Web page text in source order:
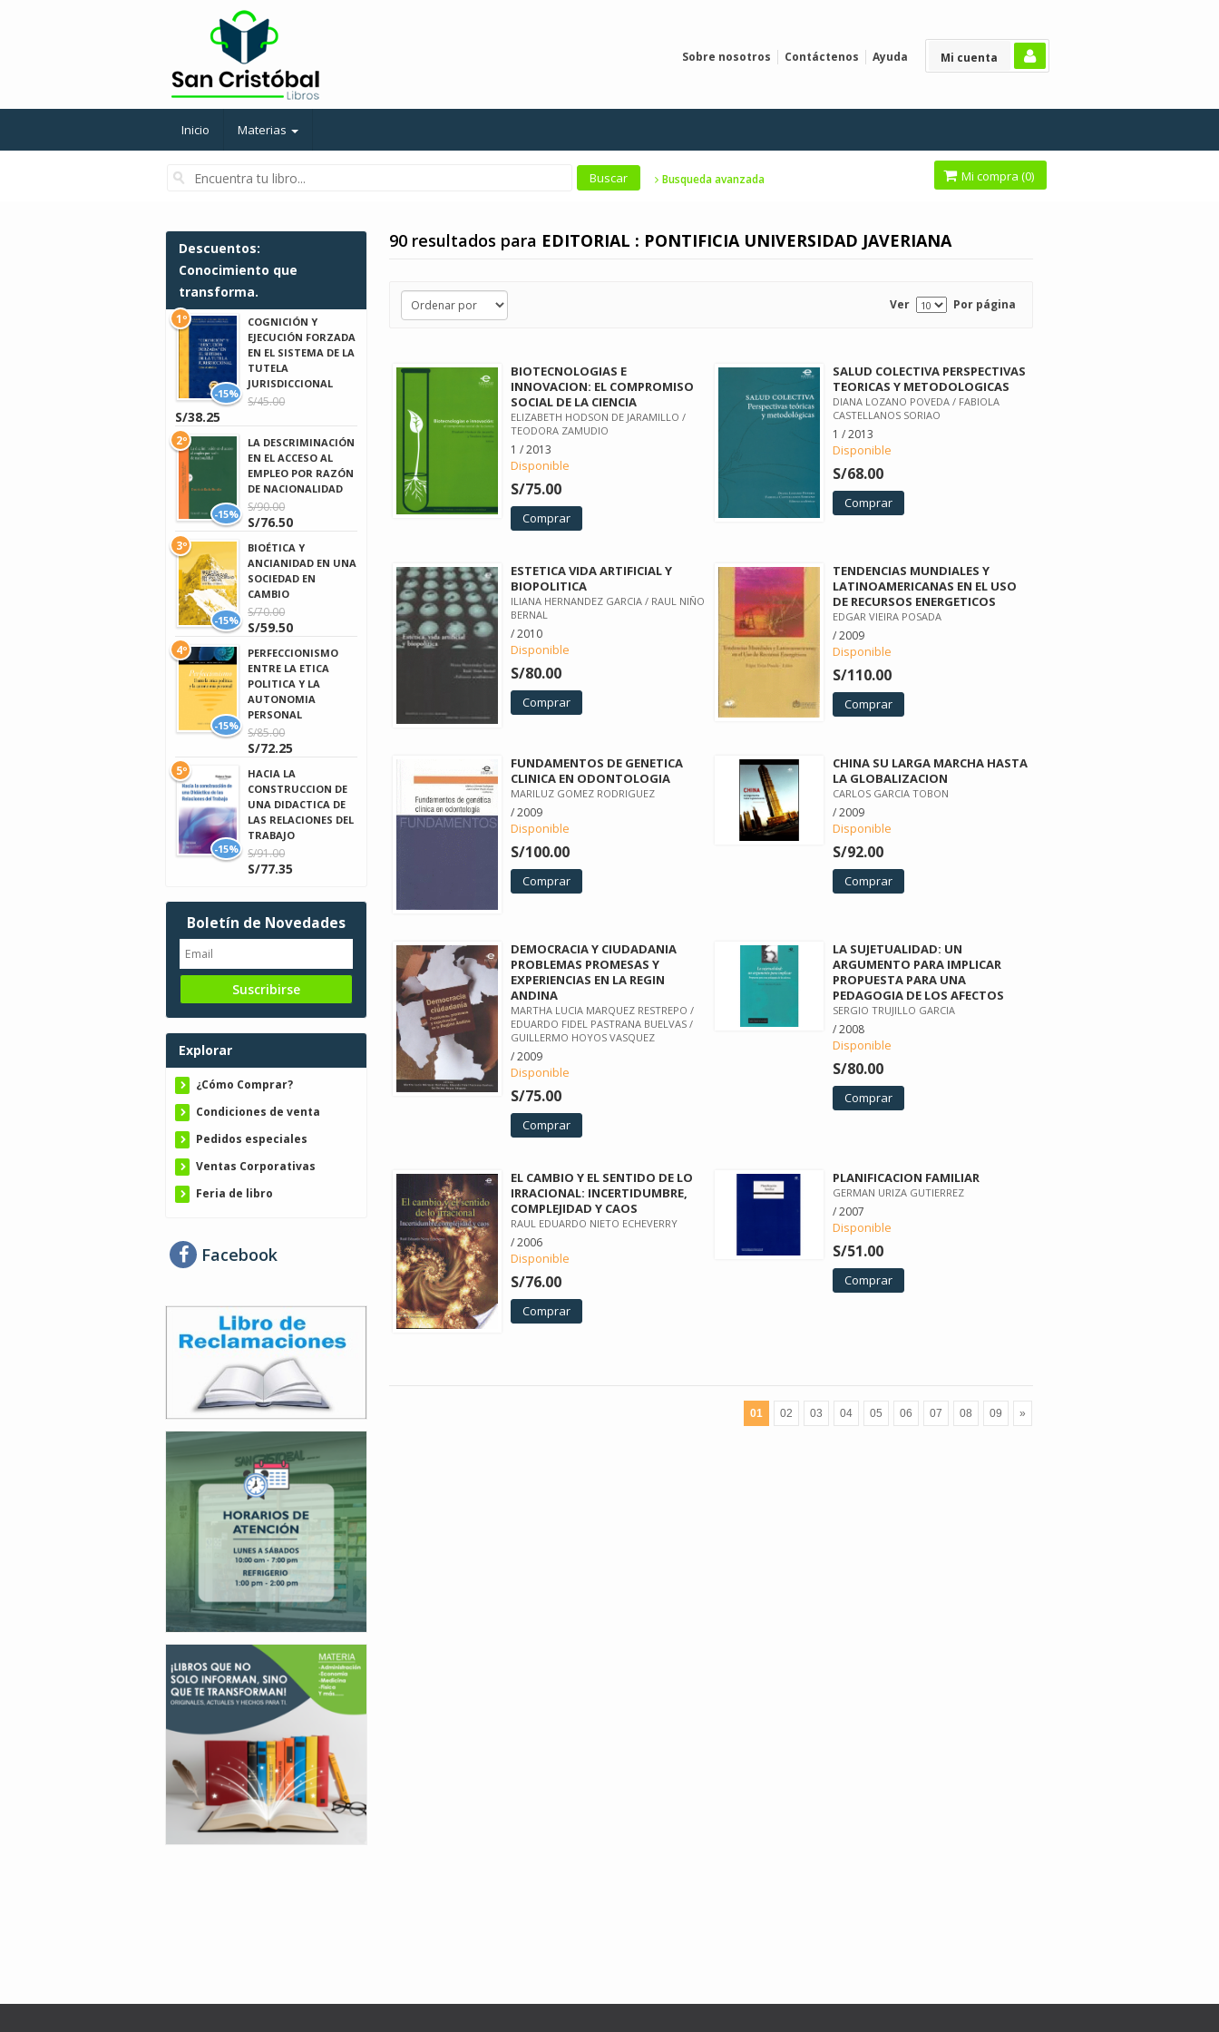
Mi cuenta
Sobre nosotros Contáctenos Ayuda
Inicio Materias
Busqueda avanzada Mi compra (0)
90 resultados para EDITORIAL : PONTIFICIA UNIVERSIDAD JAVERIANA
Ver Por página
BIOTECNOLOGIAS E
INNOVACION: EL COMPROMISO
SOCIAL DE LA CIENCIA
ELIZABETH HODSON DE JARAMILLO /
TEODORA ZAMUDIO
1 / 2013
Disponible
S/75.00
Comprar
SALUD COLECTIVA PERSPECTIVAS
TEORICAS Y METODOLOGICAS
DIANA LOZANO POVEDA / FABIOLA
CASTELLANOS SORIAO
1 / 2013
Disponible
S/68.00
Comprar
ESTETICA VIDA ARTIFICIAL Y
BIOPOLITICA
ILIANA HERNANDEZ GARCIA / RAUL NIÑO
BERNAL
/ 2010
Disponible
S/80.00
Comprar
TENDENCIAS MUNDIALES Y
LATINOAMERICANAS EN EL USO
DE RECURSOS ENERGETICOS
EDGAR VIEIRA POSADA
/ 2009
Disponible
S/110.00
Comprar
FUNDAMENTOS DE GENETICA
CLINICA EN ODONTOLOGIA
MARILUZ GOMEZ RODRIGUEZ
/ 2009
Disponible
S/100.00
Comprar
CHINA SU LARGA MARCHA HASTA
LA GLOBALIZACION
CARLOS GARCIA TOBON
/ 2009
Disponible
S/92.00
Comprar
DEMOCRACIA Y CIUDADANIA
PROBLEMAS PROMESAS Y
EXPERIENCIAS EN LA REGIN
ANDINA
MARTHA LUCIA MARQUEZ RESTREPO /
EDUARDO FIDEL PASTRANA BUELVAS /
GUILLERMO HOYOS VASQUEZ
/ 2009
Disponible
S/75.00
Comprar
LA SUJETUALIDAD: UN
ARGUMENTO PARA IMPLICAR
PROPUESTA PARA UNA
PEDAGOGIA DE LOS AFECTOS
SERGIO TRUJILLO GARCIA
/ 2008
Disponible
S/80.00
Comprar
EL CAMBIO Y EL SENTIDO DE LO
IRRACIONAL: INCERTIDUMBRE,
COMPLEJIDAD Y CAOS
RAUL EDUARDO NIETO ECHEVERRY
/ 2006
Disponible
S/76.00
Comprar
PLANIFICACION FAMILIAR
GERMAN URIZA GUTIERREZ
/ 2007
Disponible
S/51.00
Comprar
01 02 03 04 05 06 07 08 09 »
Descuentos:
Conocimiento que
transforma.
-15%
COGNICIÓN Y
EJECUCIÓN FORZADA
EN EL SISTEMA DE LA
TUTELA
JURISDICCIONAL
S/45.00
S/38.25
1º
-15%
LA DESCRIMINACIÓN
EN EL ACCESO AL
EMPLEO POR RAZÓN
DE NACIONALIDAD
S/90.00
S/76.50
2º
-15%
BIOÉTICA Y
ANCIANIDAD EN UNA
SOCIEDAD EN
CAMBIO
S/70.00
S/59.50
3º
-15%
PERFECCIONISMO
ENTRE LA ETICA
POLITICA Y LA
AUTONOMIA
PERSONAL
S/85.00
S/72.25
4º
-15%
HACIA LA
CONSTRUCCION DE
UNA DIDACTICA DE
LAS RELACIONES DEL
TRABAJO
S/91.00
S/77.35
5º
Boletín de Novedades
Explorar
¿Cómo Comprar?
Condiciones de venta
Pedidos especiales
Ventas Corporativas
Feria de libro
Facebook